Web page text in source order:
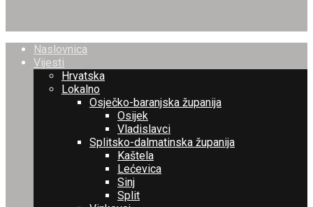
Naslovnica
Vijesti
Hrvatska
Lokalno
Osječko-baranjska županija
Osijek
Vladislavci
Splitsko-dalmatinska županija
Kaštela
Lećevica
Sinj
Split